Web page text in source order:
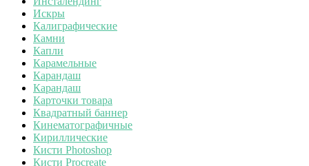
Искры
Калиграфические
Камни
Капли
Карамельные
Карандаш
Карандаш
Карточки товара
Квадратный баннер
Кинематографичные
Кириллические
Кисти Photoshop
Кисти Procreate